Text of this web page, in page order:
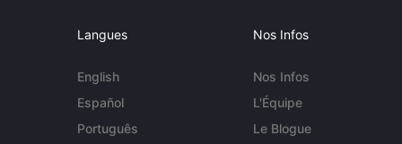
Langues
English
Español
Português
Nos Infos
Nos Infos
L'Équipe
Le Blogue